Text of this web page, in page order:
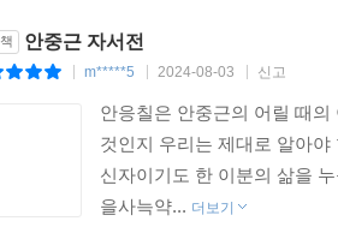
안중근 자서전
m*****5 2024-08-03 신고
안응칠은 안중근의 어릴 때
것인지 우리는 제대로 알아
신자이기도 한 이분의 삶을
을사늑약... 더보기